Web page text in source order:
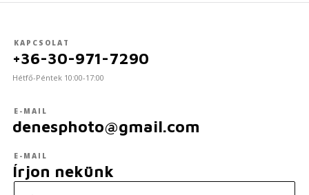
KAPCSOLAT
+36-30-971-7290
Hétfő-Péntek 10:00-17:00
E-MAIL
denesphoto@gmail.com
E-MAIL
Írjon nekünk